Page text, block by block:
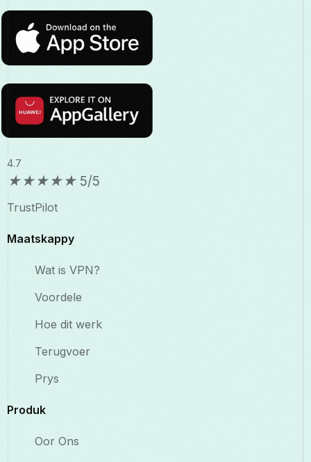
4.7
★★★★★ 5/5
TrustPilot
Maatskappy
Wat is VPN?
Voordele
Hoe dit werk
Terugvoer
Prys
Produk
Oor Ons